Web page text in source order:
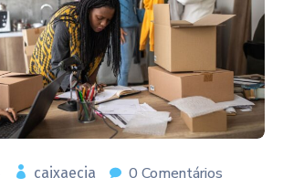
caixaecia 0 Comentários